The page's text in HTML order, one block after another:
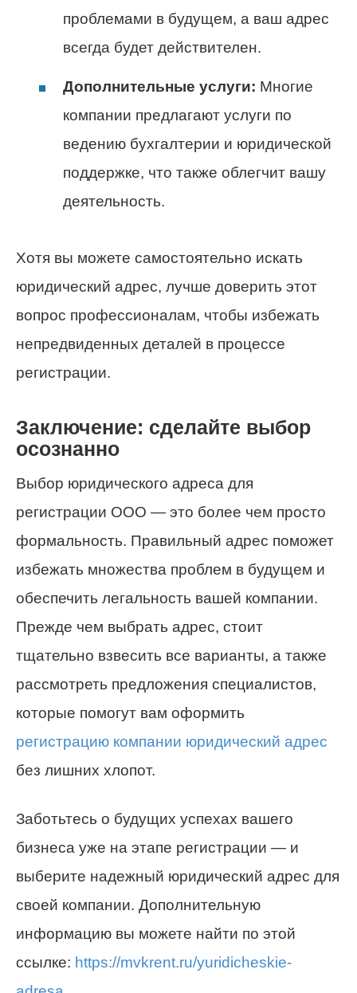
проблемами в будущем, а ваш адрес
всегда будет действителен.
Дополнительные услуги: Многие
компании предлагают услуги по
ведению бухгалтерии и юридической
поддержке, что также облегчит вашу
деятельность.
Хотя вы можете самостоятельно искать
юридический адрес, лучше доверить этот
вопрос профессионалам, чтобы избежать
непредвиденных деталей в процессе
регистрации.
Заключение: сделайте выбор
осознанно
Выбор юридического адреса для
регистрации ООО — это более чем просто
формальность. Правильный адрес поможет
избежать множества проблем в будущем и
обеспечить легальность вашей компании.
Прежде чем выбрать адрес, стоит
тщательно взвесить все варианты, а также
рассмотреть предложения специалистов,
которые помогут вам оформить
регистрацию компании юридический адрес
без лишних хлопот.
Заботьтесь о будущих успехах вашего
бизнеса уже на этапе регистрации — и
выберите надежный юридический адрес для
своей компании. Дополнительную
информацию вы можете найти по этой
ссылке: https://mvkrent.ru/yuridicheskie-